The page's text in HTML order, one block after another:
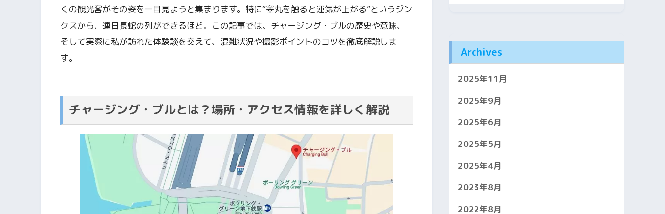
くの観光客がその姿を一目見ようと集まります。特に“睾丸を触ると運気が上がる”というジン
クスから、連日長蛇の列ができるほど。この記事では、チャージング・ブルの歴史や意味、
そして実際に私が訪れた体験談を交えて、混雑状況や撮影ポイントのコツを徹底解説しま
す。
チャージング・ブルとは？場所・アクセス情報を詳しく解説
Archives
2025年11月
2025年9月
2025年6月
2025年5月
2025年4月
2023年8月
2022年8月